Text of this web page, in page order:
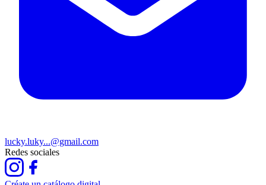
lucky.luky...@gmail.com
Redes sociales